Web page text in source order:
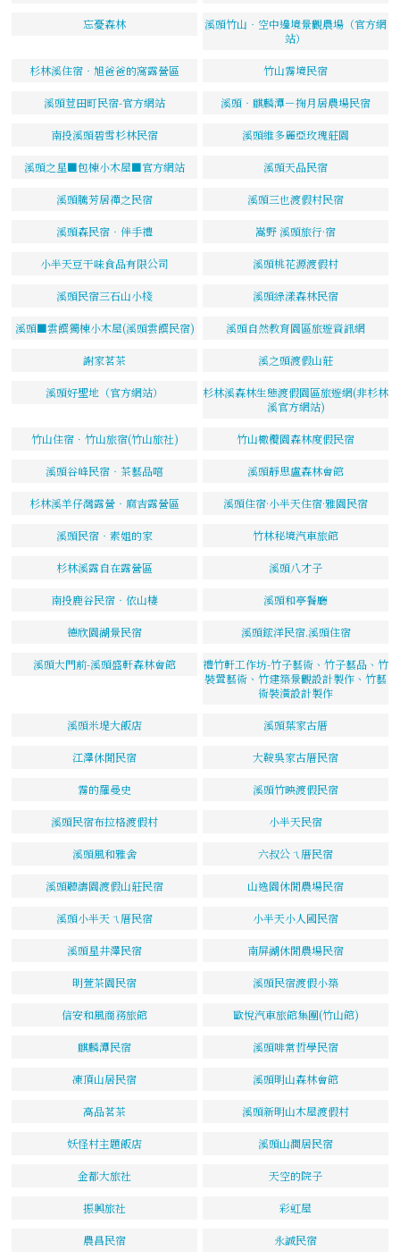
忘憂森林
溪頭竹山‧空中邊境景觀農場（官方網
站）
杉林溪住宿‧旭爸爸的窩露營區 竹山霧境民宿
溪頭荳田町民宿-官方網站 溪頭‧麒麟潭－掬月居農場民宿
南投溪頭碧雪杉林民宿 溪頭維多麗亞玫瑰莊園
溪頭之星■包棟小木屋■官方網站 溪頭天品民宿
溪頭騰芳居禪之民宿 溪頭三也渡假村民宿
溪頭森民宿‧伴手禮 嵩野 溪頭旅行·宿
小半天豆干味食品有限公司 溪頭桃花源渡假村
溪頭民宿三石山小棧 溪頭綠漾森林民宿
溪頭■雲饌獨棟小木屋(溪頭雲饌民宿) 溪頭自然教育園區旅遊資訊網
謝家茗茶 溪之頭渡假山莊
溪頭好聖地（官方網站）
杉林溪森林生態渡假園區旅遊網(非杉林
溪官方網站)
竹山住宿．竹山旅宿(竹山旅社) 竹山橄欖園森林度假民宿
溪頭谷峰民宿‧茶藝品嚐 溪頭靜思盧森林會館
杉林溪羊仔灣露營‧麻吉露營區 溪頭住宿·小半天住宿·雅園民宿
溪頭民宿‧素姐的家 竹林秘境汽車旅館
杉林溪露自在露營區 溪頭八才子
南投鹿谷民宿‧依山棲 溪頭和亭餐廳
德欣園湖景民宿 溪頭鋐洋民宿.溪頭住宿
溪頭大門前-溪頭盛軒森林會館
禮竹軒工作坊-竹子藝術、竹子藝品、竹
裝置藝術、竹建築景觀設計製作、竹藝
術裝潢設計製作
溪頭米堤大飯店 溪頭葉家古厝
江澤休閒民宿 大鞍吳家古厝民宿
霧的羅曼史 溪頭竹映渡假民宿
溪頭民宿布拉格渡假村 小半天民宿
溪頭風和雅舍 六叔公ㄟ厝民宿
溪頭聽濤園渡假山莊民宿 山逸園休閒農場民宿
溪頭小半天ㄟ厝民宿 小半天小人國民宿
溪頭星井澤民宿 南屏湖休閒農場民宿
明萱茶園民宿 溪頭民宿渡假小築
信安和風商務旅館 歐悅汽車旅館集團(竹山館)
麒麟潭民宿 溪頭啡常哲學民宿
凍頂山居民宿 溪頭明山森林會館
高品茗茶 溪頭新明山木屋渡假村
妖怪村主題飯店 溪頭山澗居民宿
金都大旅社 天空的院子
振興旅社 彩虹屋
農昌民宿 永誠民宿